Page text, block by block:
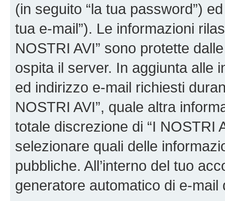
(in seguito “la tua password”)
tua e-mail”). Le informazioni
NOSTRI AVI” sono protette
ospita il server. In aggiunta alle
ed indirizzo e-mail richiesti
NOSTRI AVI”, quale altra
totale discrezione di “I NOSTRI
selezionare quali delle
pubbliche. All’interno del tuo
generatore automatico di e-mail